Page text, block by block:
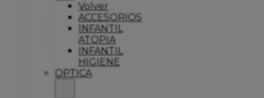
Volver
ACCESORIOS
INFANTIL
ATOPIA
INFANTIL
HIGIENE
OPTICA